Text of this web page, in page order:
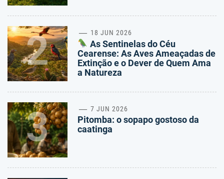
2 18 JUN 2026
As Sentinelas do Céu
Cearense: As Aves Ameaçadas de
Extinção e o Dever de Quem Ama
a Natureza
3 7 JUN 2026
Pitomba: o sopapo gostoso da
caatinga